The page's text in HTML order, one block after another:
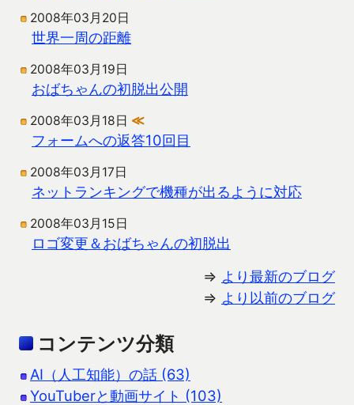
2008年03月20日
世界一周の距離
2008年03月19日
おばちゃんの初脱出公開
2008年03月18日 ≪
フォームへの返答10回目
2008年03月17日
ネットランキングで機種が出るように対応
2008年03月15日
ロゴ変更＆おばちゃんの初脱出
⇒ より最新のブログ
⇒ より以前のブログ
コンテンツ分類
AI（人工知能）の話 (63)
YouTuberと動画サイト (103)